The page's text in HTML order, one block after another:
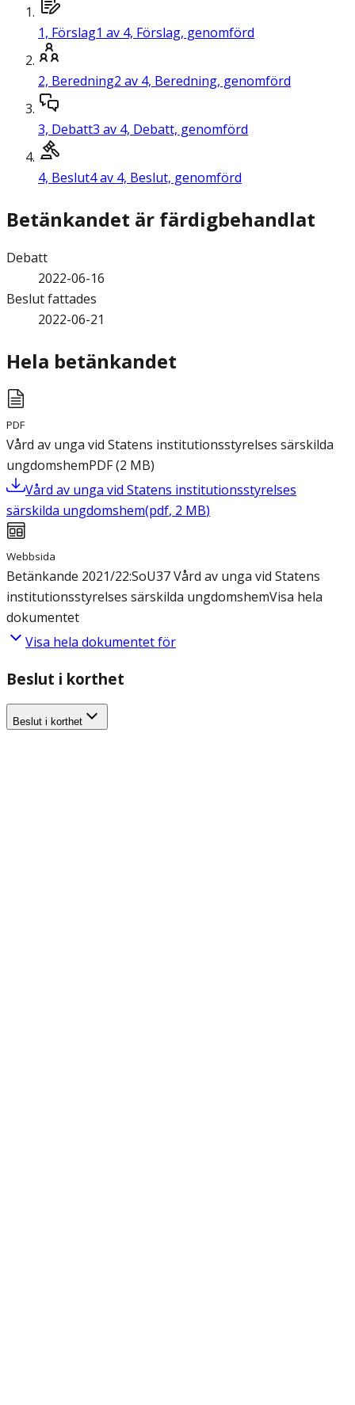
1, Förslag1 av 4, Förslag, genomförd
2, Beredning2 av 4, Beredning, genomförd
3, Debatt3 av 4, Debatt, genomförd
4, Beslut4 av 4, Beslut, genomförd
Betänkandet är färdigbehandlat
Debatt
2022-06-16
Beslut fattades
2022-06-21
Hela betänkandet
PDF
Vård av unga vid Statens institutionsstyrelses särskilda
ungdomshemPDF(2 MB)
Vård av unga vid Statens institutionsstyrelses
särskilda ungdomshem(pdf, 2 MB)
Webbsida
Betänkande 2021/22:SoU37 Vård av unga vid Statens
institutionsstyrelses särskilda ungdomshemVisa hela
dokumentet
Visa hela dokumentet för
Beslut i korthet
Beslut i korthet